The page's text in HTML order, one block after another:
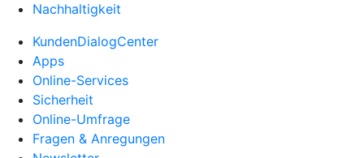
Nachhaltigkeit
KundenDialogCenter
Apps
Online-Services
Sicherheit
Online-Umfrage
Fragen & Anregungen